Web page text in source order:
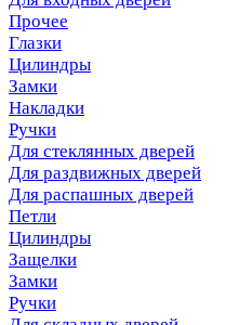
Прочее
Глазки
Цилиндры
Замки
Накладки
Ручки
Для стеклянных дверей
Для раздвижных дверей
Для распашных дверей
Петли
Цилиндры
Защелки
Замки
Ручки